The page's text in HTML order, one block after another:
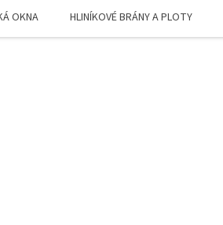
OKNA HLINÍKOVÉ BRÁNY A PLOTY